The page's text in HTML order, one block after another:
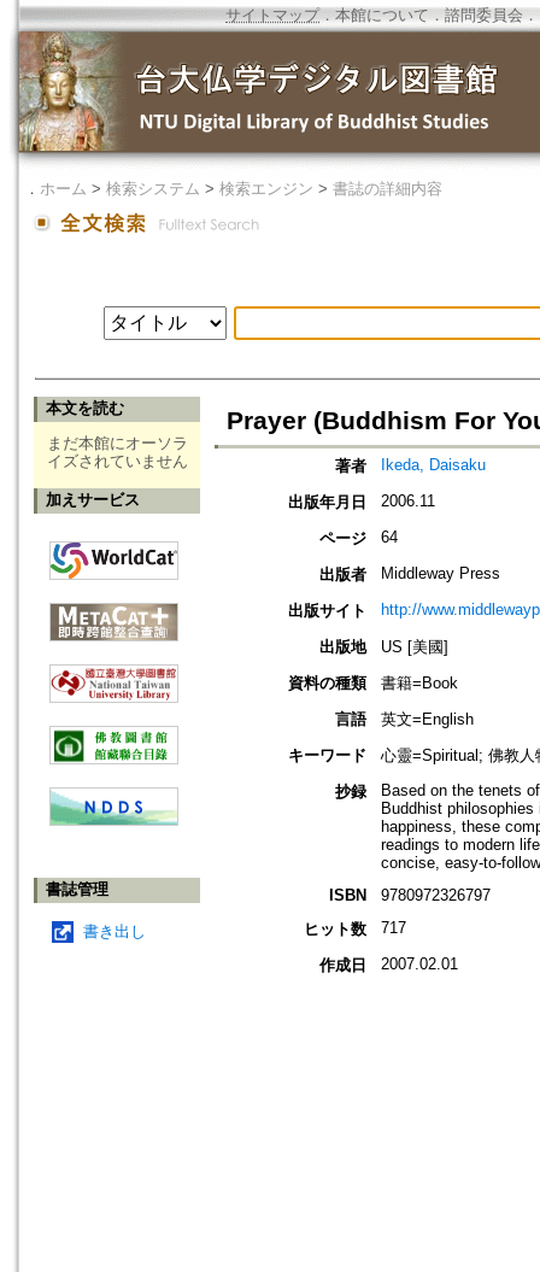
サイトマップ．本館について ． 諮問委員会 ．
． ホーム > 検索システム > 検索エンジン > 書誌の詳細内容
本文を読む
まだ本館にオーソラ
イズされていません
加えサービス
書誌管理
書き出し
Prayer (Buddhism For
著者 Ikeda, Daisaku
出版年月日 2006.11
ページ 64
出版者 Middleway Press
出版サイト http://
出版地
US [美國]
資料の種類
書籍=Book
言語
英文=English
キーワード
心靈=Spiritual; 佛教
抄録
Based on the tenets
Buddhist
happiness, these
readings to modern
concise, easy-to-
ISBN
9780972326797
ヒット数
717
作成日 2007.02.01